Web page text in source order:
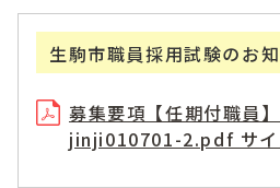
生駒市職員採用試験のお
募集要項【任期付職員
jinji010701-2.pdf サ